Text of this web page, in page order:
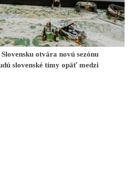
otvára novú sezónu
slovenské tímy opäť medzi